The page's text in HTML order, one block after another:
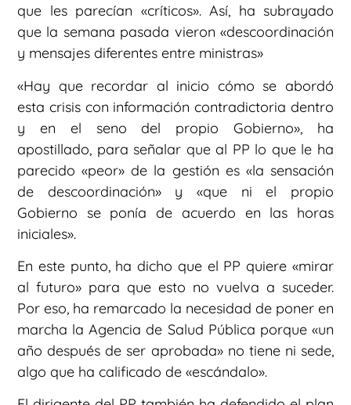
que les parecían «críticos». Así, ha subrayado
que la semana pasada vieron «descoordinación
y mensajes diferentes entre ministras»
«Hay que recordar al inicio cómo se abordó
esta crisis con información contradictoria dentro
y en el seno del propio Gobierno», ha
apostillado, para señalar que al PP lo que le ha
parecido «peor» de la gestión es «la sensación
de descoordinación» y «que ni el propio
Gobierno se ponía de acuerdo en las horas
iniciales».
En este punto, ha dicho que el PP quiere «mirar
al futuro» para que esto no vuelva a suceder.
Por eso, ha remarcado la necesidad de poner en
marcha la Agencia de Salud Pública porque «un
año después de ser aprobada» no tiene ni sede,
algo que ha calificado de «escándalo».